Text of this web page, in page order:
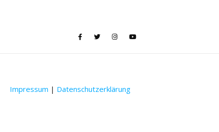
Impressum | Datenschutzerklärung